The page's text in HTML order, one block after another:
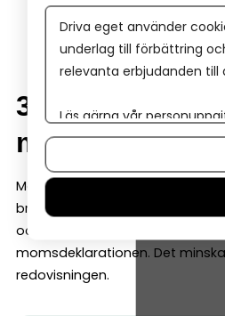
hantera påminnelser
registrera betalningar
3. Automatisk
Momsredovisning är en central
bra bokföringsprogram räknar
och kan skapa en
momsdeklarationen. Det
redovisningen.
Driva eget använder
underlag till förbättring
relevanta erbjudanden till
Läs gärna vår
Om du vill ändra ditt val i